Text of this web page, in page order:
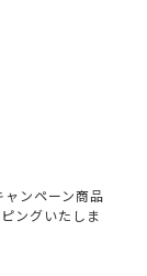
ンペーン商品
ングいたしま